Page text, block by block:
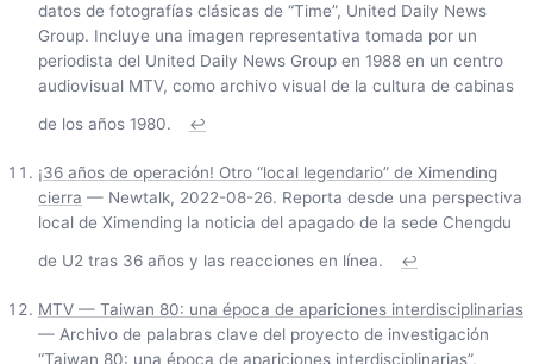
datos de fotografías clásicas de “Time”, United Daily News
Group. Incluye una imagen representativa tomada por un
periodista del United Daily News Group en 1988 en un centro
audiovisual MTV, como archivo visual de la cultura de cabinas
de los años 1980.
↩
¡36 años de operación! Otro “local legendario” de Ximending
cierra — Newtalk, 2022-08-26. Reporta desde una perspectiva
local de Ximending la noticia del apagado de la sede Chengdu
de U2 tras 36 años y las reacciones en línea.
↩
MTV — Taiwan 80: una época de apariciones interdisciplinarias
— Archivo de palabras clave del proyecto de investigación
“Taiwan 80: una época de apariciones interdisciplinarias”,